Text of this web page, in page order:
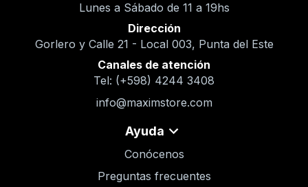
Lunes a Sábado de 11 a 19hs
Dirección
Gorlero y Calle 21 - Local 003, Punta del Este
Canales de atención
Tel: (+598) 4244 3408
info@maximstore.com
Ayuda
Conócenos
Preguntas frecuentes